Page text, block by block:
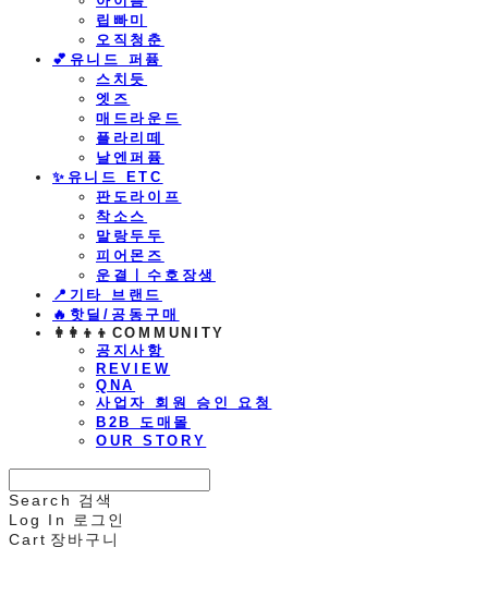
립빠미
오직청춘
💕유니드 퍼퓸
스치듯
엣즈
매드라운드
플라리떼
날엔퍼퓸
​✨유니드 ETC
판도라이프
착소스
말랑두두
피어몬즈
운결ㅣ수호장생
📍기타 브랜드
🔥핫딜/공동구매
👩‍👩‍👦‍👦COMMUNITY
공지사항
REVIEW
QNA
사업자 회원 승인 요청
B2B 도매몰
OUR STORY
Search
검색
Log In
로그인
Cart 장바구니